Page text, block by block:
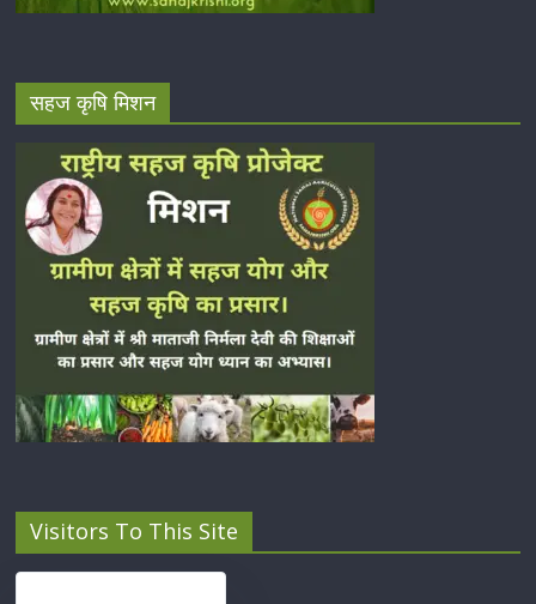
सहज कृषि मिशन
Visitors To This Site